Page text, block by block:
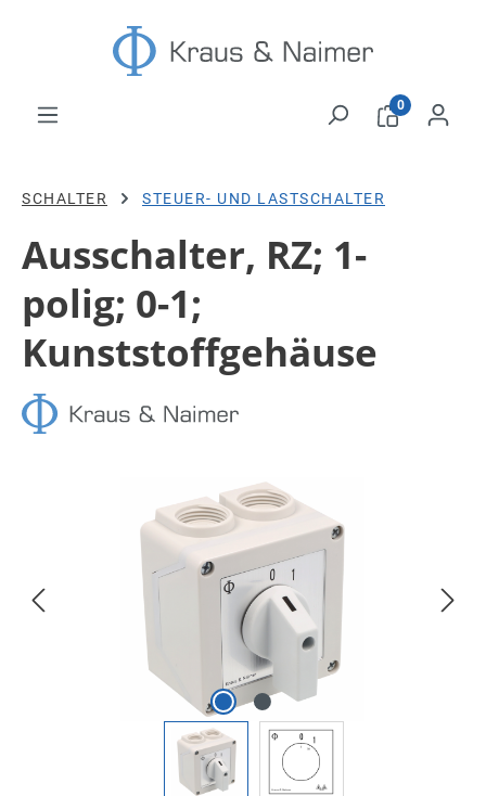
Zum Hauptinhalt springen
0
SCHALTER STEUER- UND LASTSCHALTER
Ausschalter, RZ; 1-
polig; 0-1;
Kunststoffgehäuse
Bildergalerie überspringen